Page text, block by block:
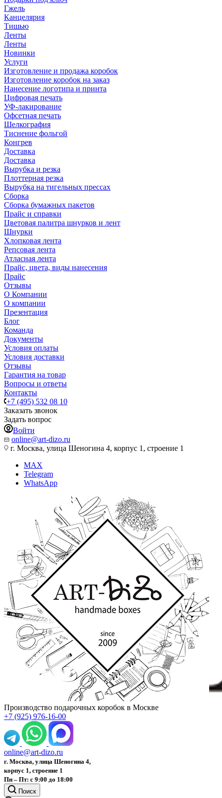
Гжель
Канцелярия
Тишью
Ленты
Ленты
Новинки
Услуги
Изготовление и продажа коробок
Изготовление коробок на заказ
Нанесение логотипа и принта
Цифровая печать
УФ-лакирование
Офсетная печать
Шелкография
Тиснение фольгой
Конгрев
Доставка
Доставка
Вырубка и резка
Плоттерная резка
Вырубка на тигельных прессах
Сборка
Сборка бумажных пакетов
Прайс и справки
Цветовая палитра шнурков и лент
Шнурки
Хлопковая лента
Репсовая лента
Атласная лента
Прайс, цвета, виды нанесения
Прайс
Отзывы
О Компании
О компании
Презентация
Блог
Команда
Документы
Условия оплаты
Условия доставки
Отзывы
Гарантия на товар
Вопросы и ответы
Контакты
+7 (495) 532 08 10
Заказать звонок
Задать вопрос
Войти
online@art-dizo.ru
г. Москва, улица Шеногина 4, корпус 1, строение 1
MAX
Telegram
WhatsApp
Производство подарочных коробок в Москве
+7 (925) 976-16-00
online@art-dizo.ru
г. Москва, улица Шеногина 4,
корпус 1, строение 1
Пн – Пт: с 9:00 до 18:00
Поиск